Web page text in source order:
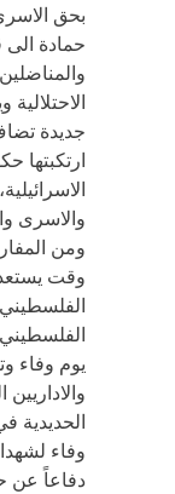
بحق
حمادة الى
جديدة
ارتكبتها
والاسرى
ومن
وقت يستعد
يوم وفاء
الحديدية
وفاء
دفاعاً عن